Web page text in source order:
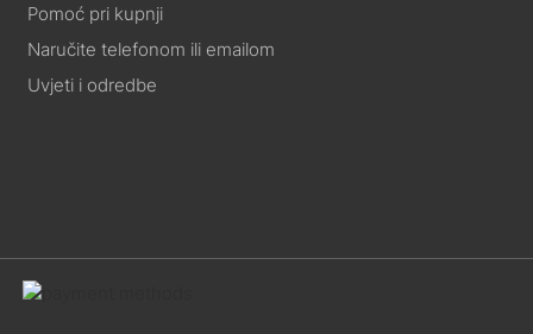
Pomoć pri kupnji
Naručite telefonom ili emailom
Uvjeti i odredbe